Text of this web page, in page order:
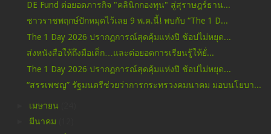
DE Fund ต่อยอดภารกิจ "คลินิกกองทุน" สู่สุราษฎร์ธาน...
ชาวราชพฤกษ์ปักหมุดไว้เลย 9 พ.ค.นี้! พบกับ “The 1 D...
The 1 Day 2026 ปรากฏการณ์สุดคุ้มแห่งปี ช้อปไม่หยุด...
ส่งหนังสือให้ถึงมือเด็ก…และต่อยอดการเรียนรู้ให้ยั่...
The 1 Day 2026 ปรากฏการณ์สุดคุ้มแห่งปี ช้อปไม่หยุด...
“สรรเพชญ” รัฐมนตรีช่วยว่าการกระทรวงคมนาคม มอบนโยบา...
เมษายน
มีนาคม